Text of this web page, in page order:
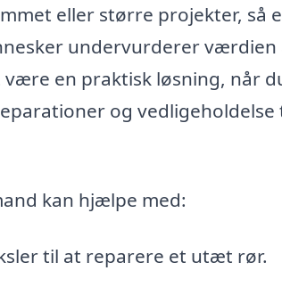
eller større projekter, så
undervurderer værdien
en praktisk løsning, når
og vedligeholdelse
kan hjælpe med:
til at reparere et utæt rør.